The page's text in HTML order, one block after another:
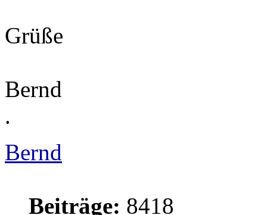
Grüße
Bernd
.
Bernd
Beiträge: 8418